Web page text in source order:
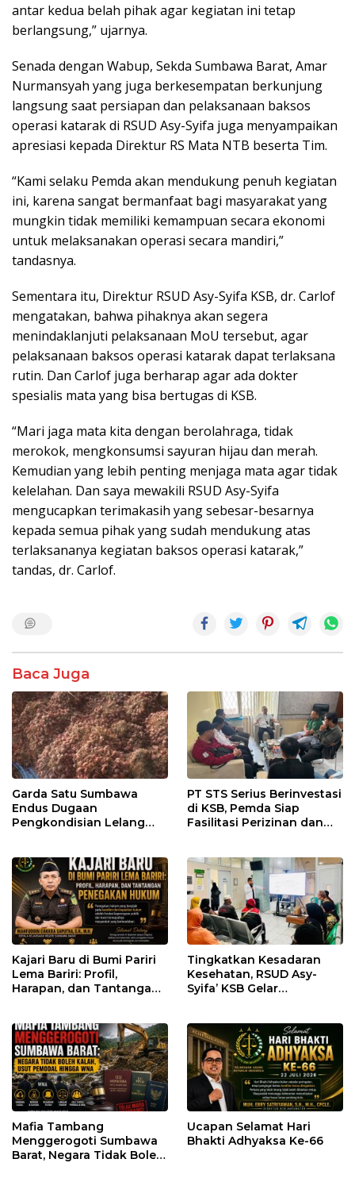
antar kedua belah pihak agar kegiatan ini tetap
berlangsung,” ujarnya.
Senada dengan Wabup, Sekda Sumbawa Barat, Amar
Nurmansyah yang juga berkesempatan berkunjung
langsung saat persiapan dan pelaksanaan baksos
operasi katarak di RSUD Asy-Syifa juga menyampaikan
apresiasi kepada Direktur RS Mata NTB beserta Tim.
“Kami selaku Pemda akan mendukung penuh kegiatan
ini, karena sangat bermanfaat bagi masyarakat yang
mungkin tidak memiliki kemampuan secara ekonomi
untuk melaksanakan operasi secara mandiri,”
tandasnya.
Sementara itu, Direktur RSUD Asy-Syifa KSB, dr. Carlof
mengatakan, bahwa pihaknya akan segera
menindaklanjuti pelaksanaan MoU tersebut, agar
pelaksanaan baksos operasi katarak dapat terlaksana
rutin. Dan Carlof juga berharap agar ada dokter
spesialis mata yang bisa bertugas di KSB.
“Mari jaga mata kita dengan berolahraga, tidak
merokok, mengkonsumsi sayuran hijau dan merah.
Kemudian yang lebih penting menjaga mata agar tidak
kelelahan. Dan saya mewakili RSUD Asy-Syifa
mengucapkan terimakasih yang sebesar-besarnya
kepada semua pihak yang sudah mendukung atas
terlaksananya kegiatan baksos operasi katarak,”
tandas, dr. Carlof.
Baca Juga
Garda Satu Sumbawa
Endus Dugaan
Pengkondisian Lelang
senilai Rp 7,5 Miliar
PT STS Serius Berinvestasi
di KSB, Pemda Siap
Fasilitasi Perizinan dan
Kajari Baru di Bumi Pariri
Lema Bariri: Profil,
Harapan, dan Tantangan
Tingkatkan Kesadaran
Kesehatan, RSUD Asy-
Syifa’ KSB Gelar
Mafia Tambang
Menggerogoti Sumbawa
Barat, Negara Tidak Boleh
Ucapan Selamat Hari
Bhakti Adhyaksa Ke-66